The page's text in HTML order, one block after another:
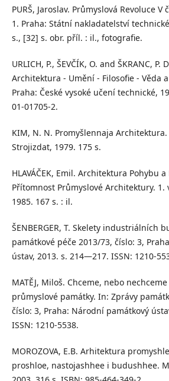
PURŠ, Jaroslav. Průmyslová Revoluce V
1. Praha: Státní nakladatelství
s., [32] s. obr. příl. : il., fotografie.
URLICH, P., ŠEVČÍK, O. and ŠKRANC,
Architektura - Umění - Filosofie - Věda
Praha: České vysoké učení technické,
01-01705-2.
KIM, N. N. Promyšlennaja Architektura.
Strojizdat, 1979. 175 s.
HLAVÁČEK, Emil. Architektura Pohybu
Přítomnost Průmyslové Architektury. 1.
1985. 167 s. : il.
ŠENBERGER, T. Skelety industriálních
památkové péče 2013/73, číslo: 3,
ústav, 2013. s. 214—217. ISSN: 1210-
MATĚJ, Miloš. Chceme, nebo
průmyslové památky. In: Zprávy
číslo: 3, Praha: Národní památkový
ISSN: 1210-5538.
MOROZOVA, E.B. Arhitektura
proshloe, nastojashhee i budushhee.